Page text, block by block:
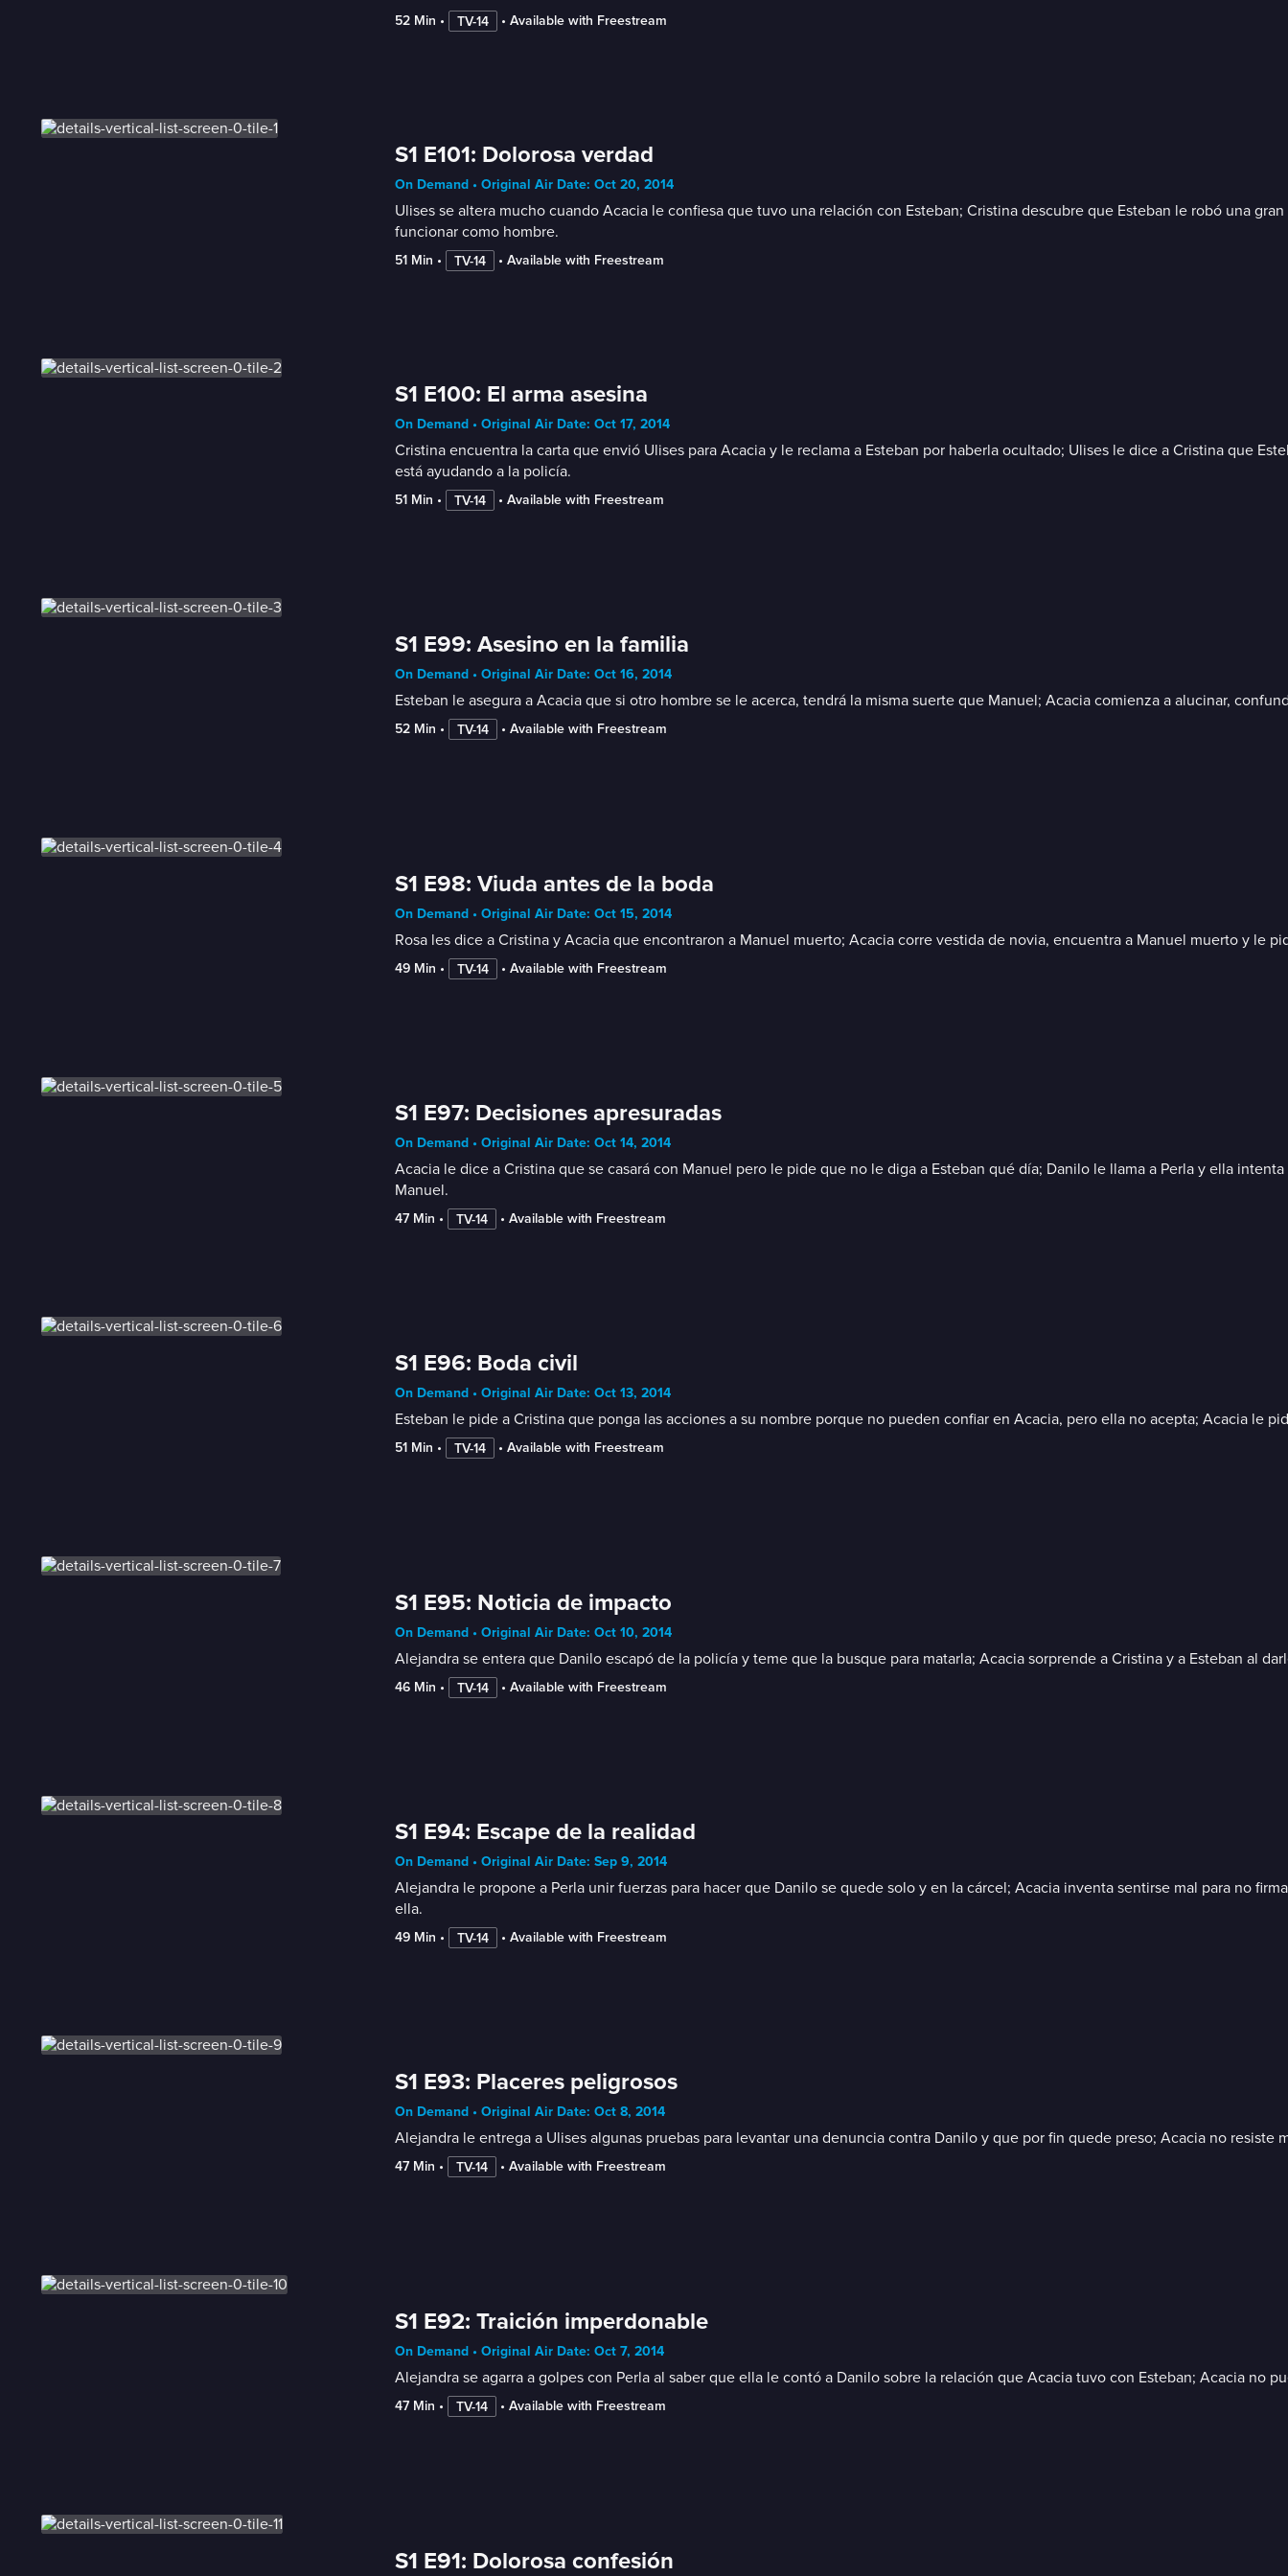
52 Min • TV-14 • Available with Freestream
S1 E101: Dolorosa verdad
On Demand • Original Air Date: Oct 20, 2014
Ulises se altera mucho cuando Acacia le confiesa que tuvo una relación con Esteban; Cristina descubre que Esteban le robó una
funcionar como hombre.
51 Min • TV-14 • Available with Freestream
S1 E100: El arma asesina
On Demand • Original Air Date: Oct 17, 2014
Cristina encuentra la carta que envió Ulises para Acacia y le reclama a Esteban por haberla ocultado; Ulises le dice a Cristina que
está ayudando a la policía.
51 Min • TV-14 • Available with Freestream
S1 E99: Asesino en la familia
On Demand • Original Air Date: Oct 16, 2014
Esteban le asegura a Acacia que si otro hombre se le acerca, tendrá la misma suerte que Manuel; Acacia comienza a alucinar,
52 Min • TV-14 • Available with Freestream
S1 E98: Viuda antes de la boda
On Demand • Original Air Date: Oct 15, 2014
Rosa les dice a Cristina y Acacia que encontraron a Manuel muerto; Acacia corre vestida de novia, encuentra a Manuel muerto y le
49 Min • TV-14 • Available with Freestream
S1 E97: Decisiones apresuradas
On Demand • Original Air Date: Oct 14, 2014
Acacia le dice a Cristina que se casará con Manuel pero le pide que no le diga a Esteban qué día; Danilo le llama a Perla y ella
Manuel.
47 Min • TV-14 • Available with Freestream
S1 E96: Boda civil
On Demand • Original Air Date: Oct 13, 2014
Esteban le pide a Cristina que ponga las acciones a su nombre porque no pueden confiar en Acacia, pero ella no acepta; Acacia le
51 Min • TV-14 • Available with Freestream
S1 E95: Noticia de impacto
On Demand • Original Air Date: Oct 10, 2014
Alejandra se entera que Danilo escapó de la policía y teme que la busque para matarla; Acacia sorprende a Cristina y a Esteban al
46 Min • TV-14 • Available with Freestream
S1 E94: Escape de la realidad
On Demand • Original Air Date: Sep 9, 2014
Alejandra le propone a Perla unir fuerzas para hacer que Danilo se quede solo y en la cárcel; Acacia inventa sentirse mal para no
ella.
49 Min • TV-14 • Available with Freestream
S1 E93: Placeres peligrosos
On Demand • Original Air Date: Oct 8, 2014
Alejandra le entrega a Ulises algunas pruebas para levantar una denuncia contra Danilo y que por fin quede preso; Acacia no resiste
47 Min • TV-14 • Available with Freestream
S1 E92: Traición imperdonable
On Demand • Original Air Date: Oct 7, 2014
Alejandra se agarra a golpes con Perla al saber que ella le contó a Danilo sobre la relación que Acacia tuvo con Esteban; Acacia no
47 Min • TV-14 • Available with Freestream
S1 E91: Dolorosa confesión